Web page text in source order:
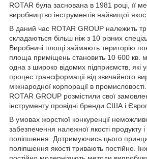
ROTAR була заснована в 1981 році, її
виробництво інструментів найвищої
В даний час ROTAR GROUP належить
складаються більш ніж з 10 різних
Виробничі площі займають територію
площа приміщень становить 10 600 кв.
одна з широко відомих підприємств, які
процес трансформації від звичайного
міжнародної корпорації в
ROTAR GROUP розмістили свої
інструменту провідні бренди США і
В умовах жорсткої конкуренції
забезпечення належної якості продукту і
поліпшення. Дотримуючись цього
поліпшення якості тривають постійно.